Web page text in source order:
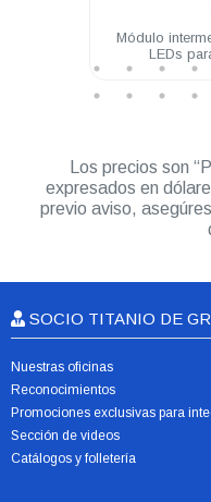
Módulo
LEDs
Los precios son
expresados en
previo aviso,
SOCIO TITANIO DE
Nuestras oficinas
Reconocimientos
Promociones exclusivas para
Sección de videos
Catálogos y folletería